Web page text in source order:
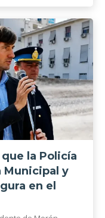
la Policía
Municipal y
en el